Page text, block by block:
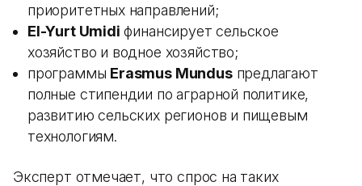
приоритетных направлений;
El-Yurt Umidi финансирует сельское
хозяйство и водное хозяйство;
программы Erasmus Mundusпредлагают
полные стипендии по аграрной политике,
развитию сельских регионов и пищевым
технологиям.
Эксперт отмечает, что спрос на таких